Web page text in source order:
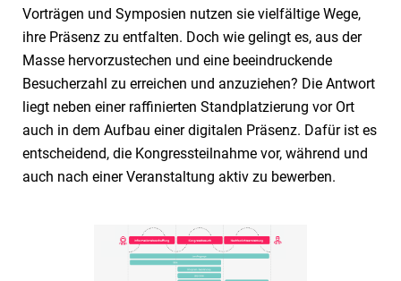
Vorträgen und Symposien nutzen sie vielfältige Wege,
ihre Präsenz zu entfalten. Doch wie gelingt es, aus der
Masse hervorzustechen und eine beeindruckende
Besucherzahl zu erreichen und anzuziehen? Die Antwort
liegt neben einer raffinierten Standplatzierung vor Ort
auch in dem Aufbau einer digitalen Präsenz. Dafür ist es
entscheidend, die Kongressteilnahme vor, während und
auch nach einer Veranstaltung aktiv zu bewerben.